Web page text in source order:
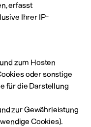
erfasst
Ihrer IP-
zum Hosten
oder sonstige
für die Darstellung
zur Gewährleistung
Cookies).